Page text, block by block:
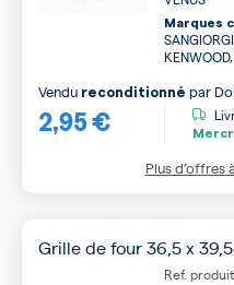
Marques
KENWOOD,
2,95 €
Vendu reconditionné par
Plus d’offres
Grille de four 36,5 x
Ref.